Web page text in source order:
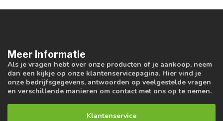
Meer informatie
Als je vragen hebt over onze producten of je aankoop, neem
dan een kijkje op onze klantenservicepagina. Hier vind je
onze bedrijfsgegevens, antwoorden op veelgestelde vragen
en verschillende manieren om contact met ons op te nemen.
Klantenservice